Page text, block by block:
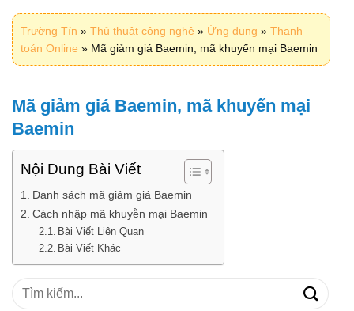
Trường Tín » Thủ thuật công nghệ » Ứng dụng » Thanh
toán Online » Mã giảm giá Baemin, mã khuyến mại Baemin
Mã giảm giá Baemin, mã khuyến mại
Baemin
Nội Dung Bài Viết
Danh sách mã giảm giá Baemin
Cách nhập mã khuyễn mại Baemin
Bài Viết Liên Quan
Bài Viết Khác
Tìm